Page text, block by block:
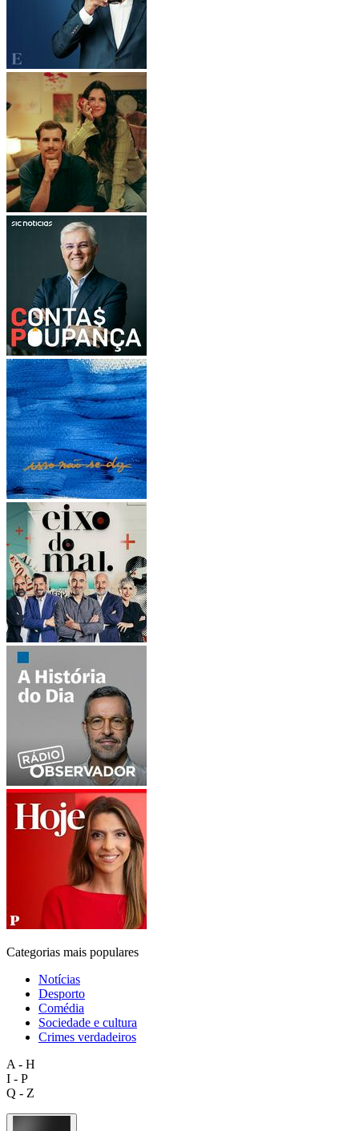
Categorias mais populares
Notícias
Desporto
Comédia
Sociedade e cultura
Crimes verdadeiros
A - H
I - P
Q - Z